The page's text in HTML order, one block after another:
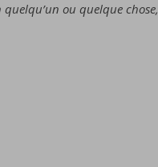
ou quelque chose,